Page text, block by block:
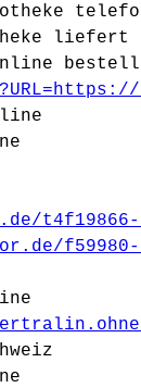
liefert